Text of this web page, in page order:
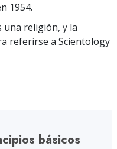
1954.
una religión, y la
referirse a Scientology
básicos